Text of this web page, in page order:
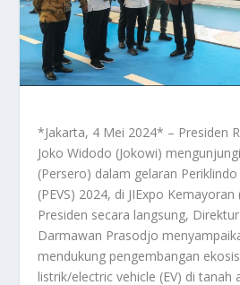
*Jakarta, 4 Mei 2024* – Presiden
Joko Widodo (Jokowi)
(Persero) dalam gelaran
(PEVS) 2024, di JIExpo
Presiden secara langsung,
Darmawan Prasodjo
mendukung pengembangan
listrik/electric vehicle (EV) di tanah